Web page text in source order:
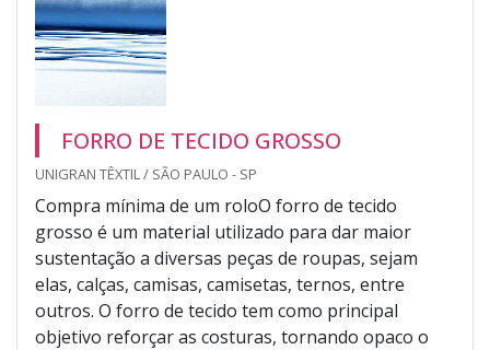
FORRO DE TECIDO GROSSO
UNIGRAN TÊXTIL / SÃO PAULO - SP
Compra mínima de um roloO forro de tecido
grosso é um material utilizado para dar maior
sustentação a diversas peças de roupas, sejam
elas, calças, camisas, camisetas, ternos, entre
outros. O forro de tecido tem como principal
objetivo reforçar as costuras, tornando opaco o